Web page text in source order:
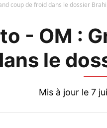
coup de froid dans le dossier
- OM :
le
Mis à jour le 7